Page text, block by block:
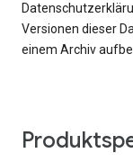
Versionen dieser
einem Archiv